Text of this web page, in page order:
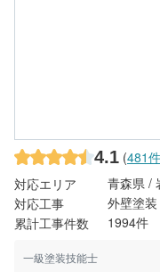
4.1 (481件
対応エリア
青森県 /
対応工事
外壁塗
累計工事件数
1994件
一級塗装技能士